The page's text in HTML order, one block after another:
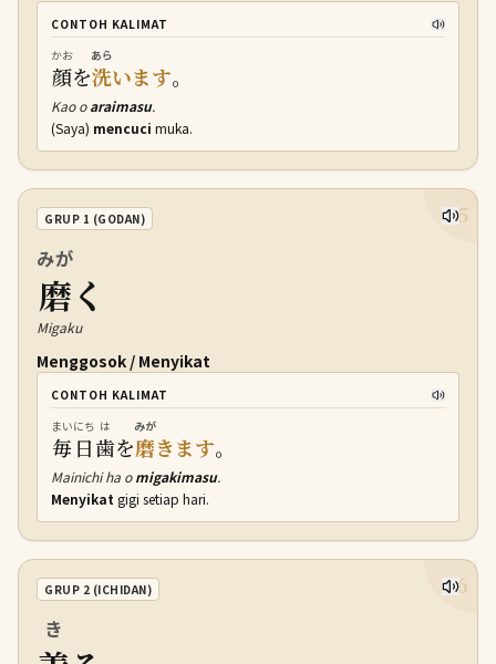
CONTOH KALIMAT
顔
かお
を洗
あら
います。
Kao oaraimasu.
(Saya) mencuci muka.
5
GRUP 1 (GODAN)
磨
みが
く
Migaku
Menggosok / Menyikat
CONTOH KALIMAT
毎日
まいにち
歯
は
を磨
みが
きます。
Mainichi ha omigakimasu.
Menyikat gigi setiap hari.
6
GRUP 2 (ICHIDAN)
き